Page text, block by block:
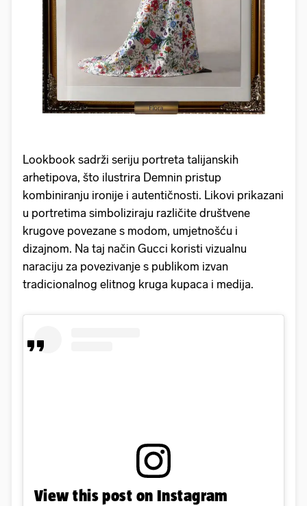
Lookbook sadrži seriju portreta talijanskih
arhetipova, što ilustrira Demnin pristup
kombiniranju ironije i autentičnosti. Likovi prikazani
u portretima simboliziraju različite društvene
krugove povezane s modom, umjetnošću i
dizajnom. Na taj način Gucci koristi vizualnu
naraciju za povezivanje s publikom izvan
tradicionalnog elitnog kruga kupaca i medija.
View this post on Instagram